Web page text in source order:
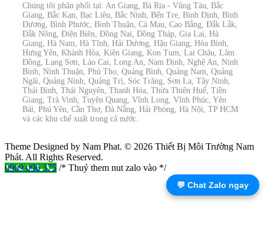
Chúng tôi phân phối tại: An Giang, Bà Rịa - Vũng Tàu, Bắc
Giang, Bắc Kạn, Bạc Liêu, Bắc Ninh, Bến Tre, Bình Định, Bình
Dương, Bình Phước, Bình Thuận, Cà Mau, Cao Bằng, Đắk Lắk,
Đắk Nông, Điện Biên, Đồng Nai, Đồng Tháp, Gia Lai, Hà
Giang, Hà Nam, Hà Tĩnh, Hải Dương, Hậu Giang, Hòa Bình,
Hưng Yên, Khánh Hòa, Kiên Giang, Kon Tum, Lai Châu, Lâm
Đồng, Lạng Sơn, Lào Cai, Long An, Nam Định, Nghệ An, Ninh
Bình, Ninh Thuận, Phú Thọ, Quảng Bình, Quảng Nam, Quảng
Ngãi, Quảng Ninh, Quảng Trị, Sóc Trăng, Sơn La, Tây Ninh,
Thái Bình, Thái Nguyên, Thanh Hóa, Thừa Thiên Huế, Tiền
Giang, Trà Vinh, Tuyên Quang, Vĩnh Long, Vĩnh Phúc, Yên
Bái, Phú Yên, Cần Thơ, Đà Nẵng, Hải Phòng, Hà Nội, TP HCM
và các khu chế xuất trong cả nước.
Theme Designed by Nam Phat. © 2026 Thiết Bị Môi Trường Nam
Phát. All Rights Reserved.
0909 096 375 /* Thuỷ them nut zalo vào */
💬 Chat Zalo ngay